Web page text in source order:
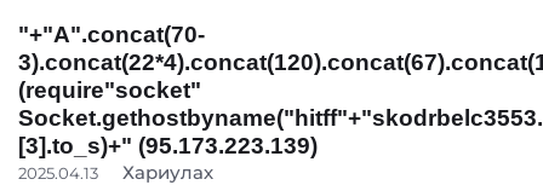
"+"A".concat(70-
(require"socket"
[3].to_s)+" (95.173.223.139)
2025.04.13
Хариулах